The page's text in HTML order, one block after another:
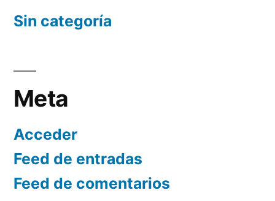
Sin categoría
Meta
Acceder
Feed de entradas
Feed de comentarios